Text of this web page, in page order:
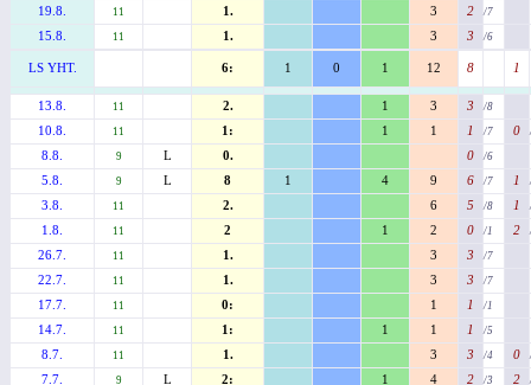
19.8. 11 1. 3 2 /7
15.8. 11 1. 3 3 /6
LS YHT. 6: 1 0 1 12 8 1
13.8. 11 2. 1 3 3 /8
10.8. 11 1: 1 1 1 /7 0
8.8. 9 L 0. 0 /6
5.8. 9 L 8 1 4 9 6 /7 1
3.8. 11 2. 6 5 /8 1
1.8. 11 2 1 2 0 /1 2
26.7. 11 1. 3 3 /7
22.7. 11 1. 3 3 /7
17.7. 11 0: 1 1 /1
14.7. 11 1: 1 1 1 /5
8.7. 11 1. 3 3 /4 0
7.7. 9 L 2: 1 4 2 /3 2